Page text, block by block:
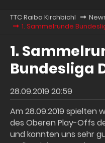
TTC Raiba Kirchbichl
1. Sammelrunde
1.
Bundesliga
28.09.2019 20:59
Am 28.09.2019 spielten
des Oberen Play-Offs
und konnten uns sehr